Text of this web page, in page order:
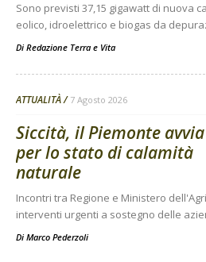
Sono previsti 37,15 gigawatt di nuova
eolico, idroelettrico e biogas da
Di Redazione Terra e Vita
ATTUALITÀ 7 Agosto 2026
Siccità, il Piemonte
per lo stato di calamità
naturale
Incontri tra Regione e Ministero
interventi urgenti a sostegno delle
Di Marco Pederzoli